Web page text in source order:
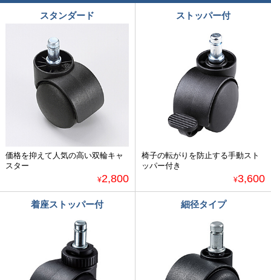
スタンダード
価格を抑えて人気の高い双輪キャ
スター
¥2,800
ストッパー付
椅子の転がりを防止する手動スト
ッパー付き
¥3,600
着座ストッパー付 細径タイプ